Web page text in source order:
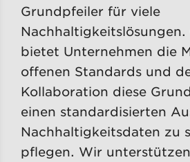
Grundpfeiler für viele
Nachhaltigkeitslösungen.
bietet Unternehmen die
offenen Standards und
Kollaboration diese
einen standardisierten
Nachhaltigkeitsdaten zu
pflegen. Wir